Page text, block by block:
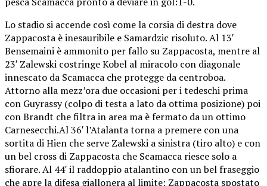
Lo stadio si accende così come la corsia di destra dove
Zappacosta è inesauribile e Samardzic risoluto. Al 13′
Bensemaini è ammonito per fallo su Zappacosta, mentre al
23′ Zalewski costringe Kobel al miracolo con diagonale
innescato da Scamacca che protegge da centroboa.
Attorno alla mezz’ora due occasioni per i tedeschi prima
con Guyrassy (colpo di testa a lato da ottima posizione) poi
con Brandt che filtra in area ma è fermato da un ottimo
Carnesecchi.Al 36′ l’Atalanta torna a premere con una
sortita di Hien che serve Zalewski a sinistra (tiro alto) e con
un bel cross di Zappacosta che Scamacca riesce solo a
sfiorare. Al 44′ il raddoppio atalantino con un bel fraseggio
che apre la difesa giallonera al limite; Zappacosta spostato